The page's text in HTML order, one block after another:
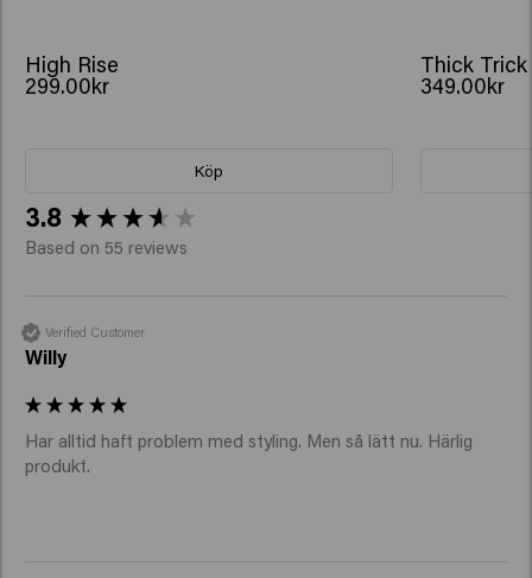
High Rise
299.00kr
Köp
Thick Trick
349.00kr
3.8
Based on 55 reviews
Verified Customer
Willy
Har alltid haft problem med styling. Men så lätt nu. Härlig
produkt.
New content loaded